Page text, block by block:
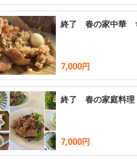
終了 春の家中華 ち
7,000円
終了 春の家庭料理
7,000円